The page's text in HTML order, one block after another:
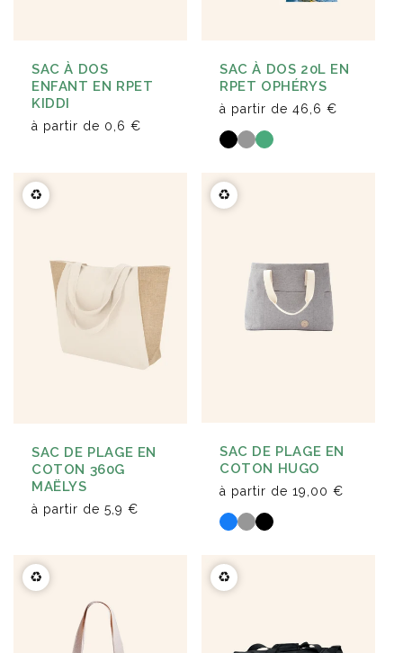
SAC À DOS
ENFANT EN RPET
KIDDI
à partir de 0,6 €
SAC À DOS 20L EN
RPET OPHÉRYS
à partir de 46,6 €
♻️
SAC DE PLAGE EN
COTON 360G
MAËLYS
à partir de 5,9 €
♻️
SAC DE PLAGE EN
COTON HUGO
à partir de 19,00 €
♻️ ♻️